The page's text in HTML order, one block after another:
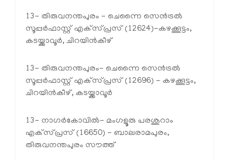
13- തിരുവനന്തപുരം - ചെന്നൈ സെൻട്രൽ
സൂപ്പർഫാസ്റ്റ് എക്‌സ്പ്രസ് (12624)-കഴക്കൂട്ടം,
കടയ്ക്കാവൂർ, ചിറയിൻകീഴ്
13- തിരുവനന്തപുരം- ചെന്നൈ സെൻട്രൽ
സൂപ്പർഫാസ്റ്റ് എക്‌സ്പ്രസ് (12696) - കഴക്കൂട്ടം,
ചിറയിൻകീഴ്, കടയ്ക്കാവൂർ
13- നാഗർകോവിൽ- മംഗളൂരു പരശുറാം
എക്‌സ്പ്രസ് (16650) - ബാലരാമപുരം,
തിരുവനന്തപുരം സൗത്ത്